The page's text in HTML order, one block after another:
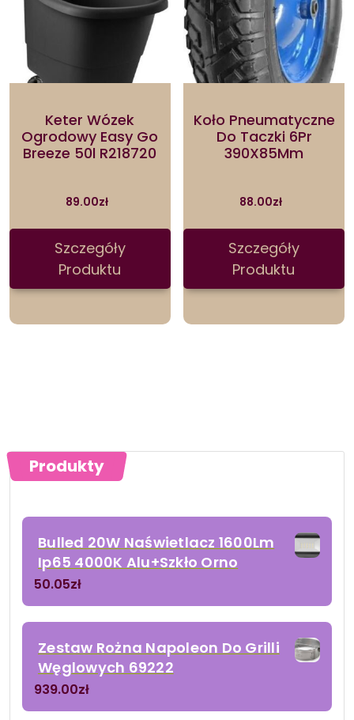
Keter Wózek
Ogrodowy Easy Go
Breeze 50l R218720
89.00zł
Szczegóły
Produktu
Koło Pneumatyczne
Do Taczki 6Pr
390X85Mm
88.00zł
Szczegóły
Produktu
Produkty
Bulled 20W Naświetlacz 1600Lm
Ip65 4000K Alu+Szkło Orno
50.05zł
Zestaw Rożna Napoleon Do Grilli
Węglowych 69222
939.00zł